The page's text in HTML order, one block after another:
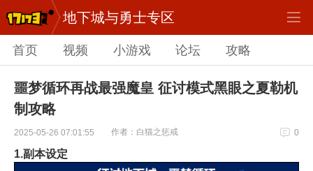
地下城与勇士专区
首页 视频 小游戏 论坛 攻略
噩梦循环再战最强魔皇 征讨模式黑眼之夏勒机
制攻略
2025-05-26 07:01:55 作者：白猫之惩戒 0
1.副本设定